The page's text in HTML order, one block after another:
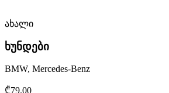
ახალი
ხუნდები
BMW, Mercedes-Benz
₾79.00